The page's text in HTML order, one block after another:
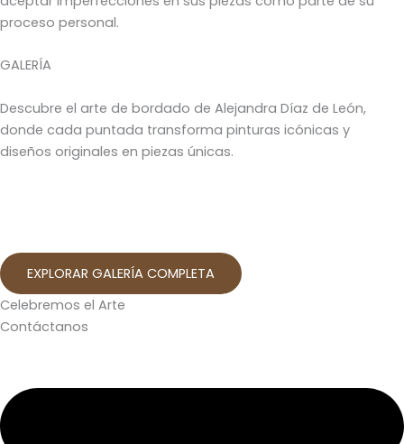
proceso personal.
GALERÍA
Descubre el arte de bordado de Alejandra Díaz de León,
donde cada puntada transforma pinturas icónicas y
diseños originales en piezas únicas.
EXPLORAR GALERÍA COMPLETA
Celebremos el Arte
Contáctanos